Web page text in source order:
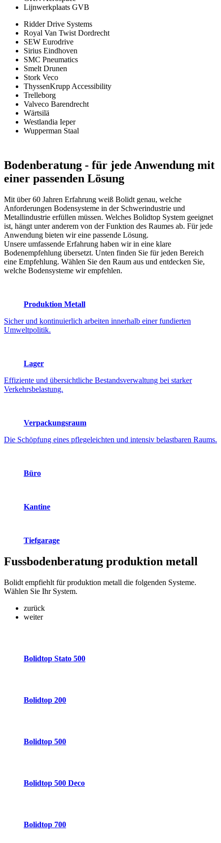
Lijnwerkplaats GVB
Ridder Drive Systems
Royal Van Twist Dordrecht
SEW Eurodrive
Sirius Eindhoven
SMC Pneumatics
Smelt Drunen
Stork Veco
ThyssenKrupp Accessibility
Trelleborg
Valveco Barendrecht
Wärtsilä
Westlandia Ieper
Wupperman Staal
Bodenberatung - für jede Anwendung mit
einer passenden Lösung
Mit über 60 Jahren Erfahrung weiß Bolidt genau, welche
Anforderungen Bodensysteme in der Schwerindustrie und
Metallindustrie erfüllen müssen. Welches Bolidtop System geeignet
ist, hängt unter anderem von der Funktion des Raumes ab. Für jede
Anwendung bieten wir eine passende Lösung.
Unsere umfassende Erfahrung haben wir in eine klare
Bodenempfehlung übersetzt. Unten finden Sie für jeden Bereich
eine Empfehlung. Wählen Sie den Raum aus und entdecken Sie,
welche Bodensysteme wir empfehlen.
Produktion Metall
Sicher und kontinuierlich arbeiten innerhalb einer fundierten
Umweltpolitik.
Lager
Effiziente und übersichtliche Bestandsverwaltung bei starker
Verkehrsbelastung.
Verpackungsraum
Die Schöpfung eines pflegeleichten und intensiv belastbaren Raums.
Büro
Kantine
Tiefgarage
Fussbodenberatung produktion metall
Bolidt empfiehlt für produktion metall die folgenden Systeme.
Wählen Sie Ihr System.
zurück
weiter
Bolidtop Stato 500
Bolidtop 200
Bolidtop 500
Bolidtop 500 Deco
Bolidtop 700